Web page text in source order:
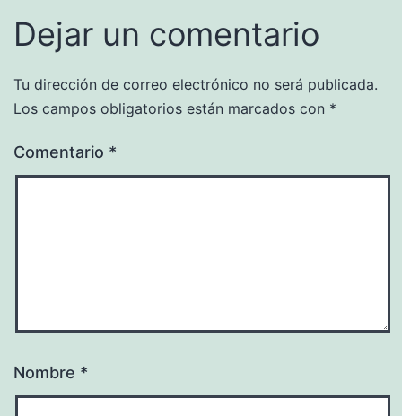
Dejar un comentario
Tu dirección de correo electrónico no será publicada.
Los campos obligatorios están marcados con *
Comentario *
Nombre *